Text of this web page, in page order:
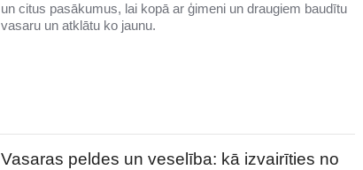
un citus pasākumus, lai kopā ar ģimeni un draugiem baudītu
vasaru un atklātu ko jaunu.
Vasaras peldes un veselība: kā izvairīties no